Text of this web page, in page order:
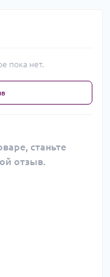
пока нет.
станьте
отзыв.